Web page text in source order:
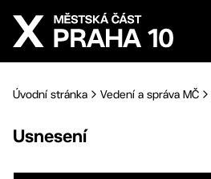
Přejít na hlavní obsah
Úvodní stránka Vedení a správa MČ
Usnesení